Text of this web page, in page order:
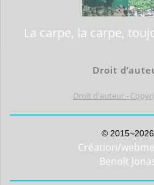
La carpe, la carpe,
Droit
Droit d'auteur -
© 2015~2026
Création/
Benoît